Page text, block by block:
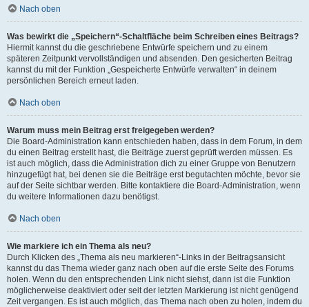
Nach oben
Was bewirkt die „Speichern“-Schaltfläche beim Schreiben eines Beitrags?
Hiermit kannst du die geschriebene Entwürfe speichern und zu einem
späteren Zeitpunkt vervollständigen und absenden. Den gesicherten Beitrag
kannst du mit der Funktion „Gespeicherte Entwürfe verwalten“ in deinem
persönlichen Bereich erneut laden.
Nach oben
Warum muss mein Beitrag erst freigegeben werden?
Die Board-Administration kann entschieden haben, dass in dem Forum, in dem
du einen Beitrag erstellt hast, die Beiträge zuerst geprüft werden müssen. Es
ist auch möglich, dass die Administration dich zu einer Gruppe von Benutzern
hinzugefügt hat, bei denen sie die Beiträge erst begutachten möchte, bevor sie
auf der Seite sichtbar werden. Bitte kontaktiere die Board-Administration, wenn
du weitere Informationen dazu benötigst.
Nach oben
Wie markiere ich ein Thema als neu?
Durch Klicken des „Thema als neu markieren“-Links in der Beitragsansicht
kannst du das Thema wieder ganz nach oben auf die erste Seite des Forums
holen. Wenn du den entsprechenden Link nicht siehst, dann ist die Funktion
möglicherweise deaktiviert oder seit der letzten Markierung ist nicht genügend
Zeit vergangen. Es ist auch möglich, das Thema nach oben zu holen, indem du